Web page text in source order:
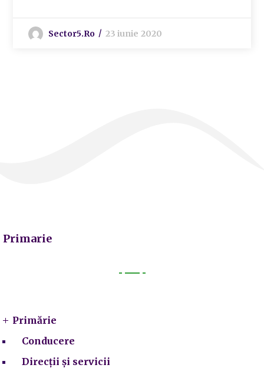
Sector5.ro 23 iunie 2020
Primarie
Primărie
Conducere
Direcții și servicii